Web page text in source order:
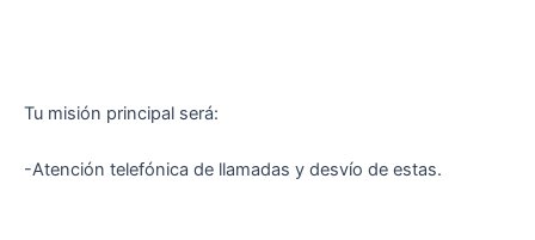
Tu misión principal será:
-Atención telefónica de llamadas y desvío de estas.